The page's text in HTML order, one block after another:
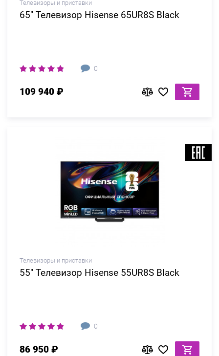
Телевизоры и приставки
65" Телевизор Hisense 65UR8S Black
0
109 940 ₽
Телевизоры и приставки
55" Телевизор Hisense 55UR8S Black
0
86 950 ₽